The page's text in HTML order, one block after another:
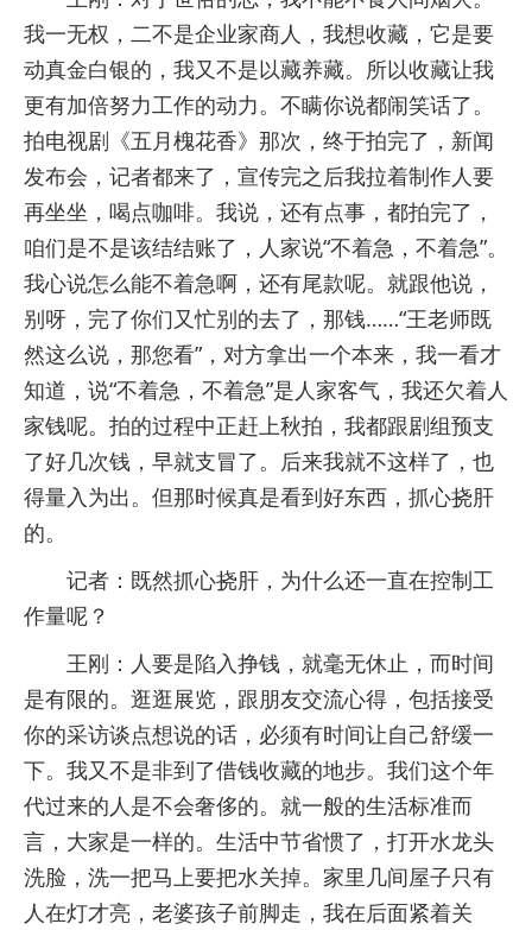
我一无权，二不是企业家商人，我想收藏，它是要
动真金白银的，我又不是以藏养藏。所以收藏让我
更有加倍努力工作的动力。不瞒你说都闹笑话了。
拍电视剧《五月槐花香》那次，终于拍完了，新闻
发布会，记者都来了，宣传完之后我拉着制作人要
再坐坐，喝点咖啡。我说，还有点事，都拍完了，
咱们是不是该结结账了，人家说“不着急，不着急”。
我心说怎么能不着急啊，还有尾款呢。就跟他说，
别呀，完了你们又忙别的去了，那钱……“王老师既
然这么说，那您看”，对方拿出一个本来，我一看才
知道，说“不着急，不着急”是人家客气，我还欠着人
家钱呢。拍的过程中正赶上秋拍，我都跟剧组预支
了好几次钱，早就支冒了。后来我就不这样了，也
得量入为出。但那时候真是看到好东西，抓心挠肝
的。
记者：既然抓心挠肝，为什么还一直在控制工
作量呢？
王刚：人要是陷入挣钱，就毫无休止，而时间
是有限的。逛逛展览，跟朋友交流心得，包括接受
你的采访谈点想说的话，必须有时间让自己舒缓一
下。我又不是非到了借钱收藏的地步。我们这个年
代过来的人是不会奢侈的。就一般的生活标准而
言，大家是一样的。生活中节省惯了，打开水龙头
洗脸，洗一把马上要把水关掉。家里几间屋子只有
人在灯才亮，老婆孩子前脚走，我在后面紧着关